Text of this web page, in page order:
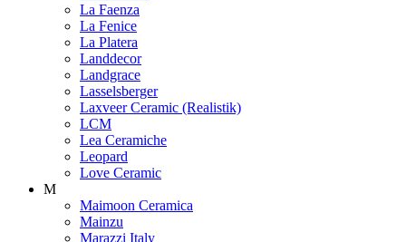
La Faenza
La Fenice
La Platera
Landdecor
Landgrace
Lasselsberger
Laxveer Ceramic (Realistik)
LCM
Lea Ceramiche
Leopard
Love Ceramic
M
Maimoon Ceramica
Mainzu
Marazzi Italy